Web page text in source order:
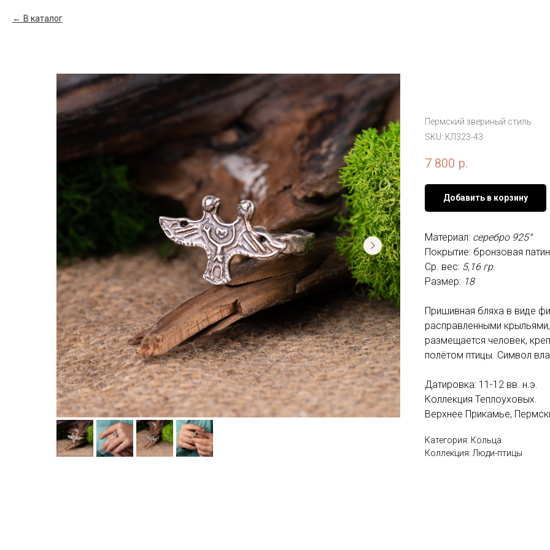
В каталог
Пермский звериный стиль
SKU: КЛ323-43
7 800 р.
Добавить в корзину
Материал: серебро 925°
Покрытие: бронзовая
Ср. вес: 5,16 гр.
Размер: 18
Пришивная бляха в виде
расправленными
размещается человек,
полётом птицы. Символ
Датировка: 11-12 вв. н.э.
Коллекция Теплоуховых.
Верхнее Прикамье,
Категория: Кольца
Коллекция: Люди-птицы